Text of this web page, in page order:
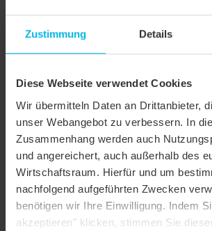
Zustimmung Details
Diese Webseite verwendet Cookies
Wir übermitteln Daten an Drittanbieter,
unser Webangebot zu verbessern. In
Zusammenhang werden auch
und angereichert, auch außerhalb des
Wirtschaftsraum. Hierfür und um
nachfolgend aufgeführten Zwecken
benötigen wir Ihre Einwilligung. Indem
akzeptieren" klicken, stimmen Sie
DETAILS
MODELL AMBIENTE
Produktgruppe Dachziegel